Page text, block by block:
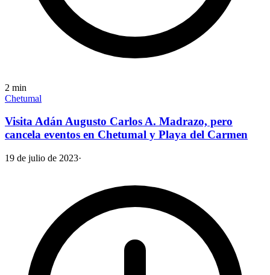
2 min
Chetumal
Visita Adán Augusto Carlos A. Madrazo, pero
cancela eventos en Chetumal y Playa del Carmen
19 de julio de 2023·